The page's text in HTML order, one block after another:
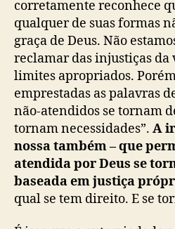
corretamente reconhece
qualquer de suas formas
graça de Deus. Não
reclamar das injustiças da
limites apropriados.
emprestadas as palavras
não-atendidos se tornam
tornam necessidades”. A
nossa também – que
atendida por Deus se
baseada em justiça
qual se tem direito. E se